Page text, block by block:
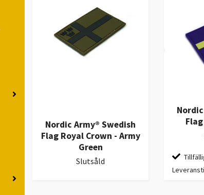
Nordic Army® Swedish
Flag Royal Crown - Army
Green
Slutsåld